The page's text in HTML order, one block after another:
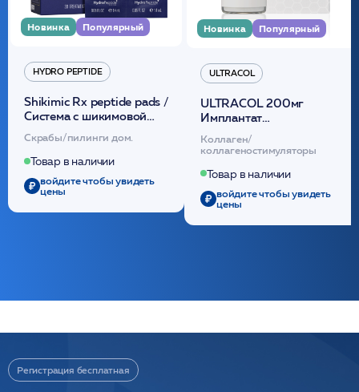
Новинка Популярный
HYDRO PEPTIDE
Shikimic Rx peptide pads /
Cистема с шикимовой
кислотой обновляющая
(30шт) /HP
Скрабы/пилинги дом.
Товар в наличии
войдите чтобы увидеть
цены
Новинка Популярный
ULTRACOL
ULTRACOL 200мг
Имплантат
внутридермальный,
стерильный на основе
полидиоксанона
/ULTRACOL
Коллаген/
коллагеностимуляторы
Товар в наличии
войдите чтобы увидеть
цены
Регистрация бесплатная